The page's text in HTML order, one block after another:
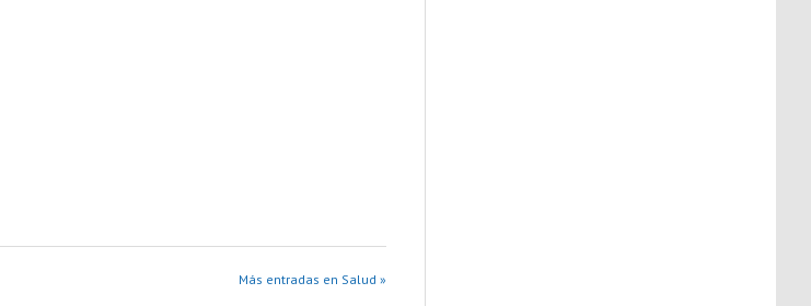
Más entradas en Salud »